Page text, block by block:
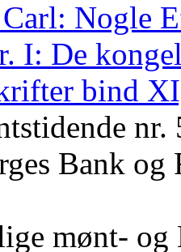
Nogle
I: De
bind
Bank og
mønt-